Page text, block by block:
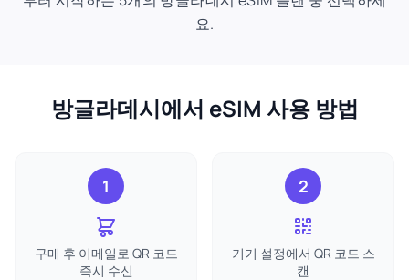
요.
방글라데시에서 eSIM 사용 방법
1
구매 후 이메일로 QR 코드
즉시 수신
2
기기 설정에서 QR 코드 스
캔